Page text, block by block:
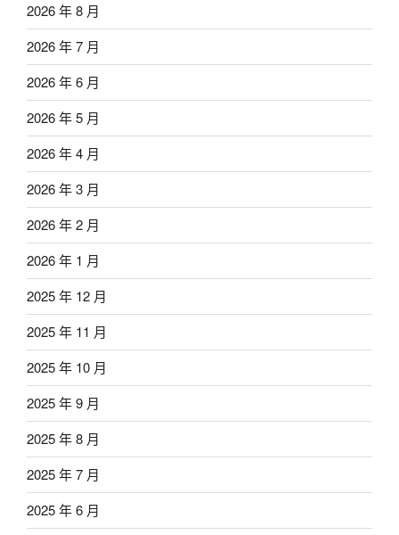
2026 年 8 月
2026 年 7 月
2026 年 6 月
2026 年 5 月
2026 年 4 月
2026 年 3 月
2026 年 2 月
2026 年 1 月
2025 年 12 月
2025 年 11 月
2025 年 10 月
2025 年 9 月
2025 年 8 月
2025 年 7 月
2025 年 6 月